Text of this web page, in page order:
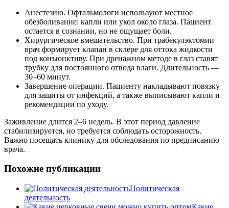
Анестезию. Офтальмологи используют местное
обезболивание: капли или укол около глаза. Пациент
остается в сознании, но не ощущает боли.
Хирургическое вмешательство. При трабекулэктомии
врач формирует клапан в склере для оттока жидкости
под конъюнктиву. При дренажном методе в глаз ставят
трубку для постоянного отвода влаги. Длительность —
30–60 минут.
Завершение операции. Пациенту накладывают повязку
для защиты от инфекций, а также выписывают капли и
рекомендации по уходу.
Заживление длится 2–6 недель. В этот период давление
стабилизируется, но требуется соблюдать осторожность.
Важно посещать клинику для обследования по предписанию
врача.
Похожие публикации
Политическая
деятельность